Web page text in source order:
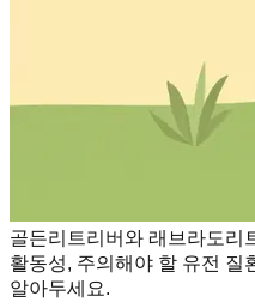
골든리트리버와 래브라도리
활동성, 주의해야 할 유전 질
알아두세요.